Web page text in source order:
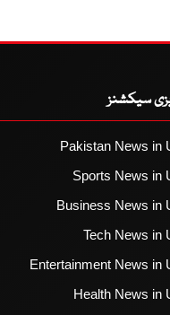
سیکشنز
Pakistan News in
Sports News in
Business News in
Tech News in
Entertainment News in
Health News in